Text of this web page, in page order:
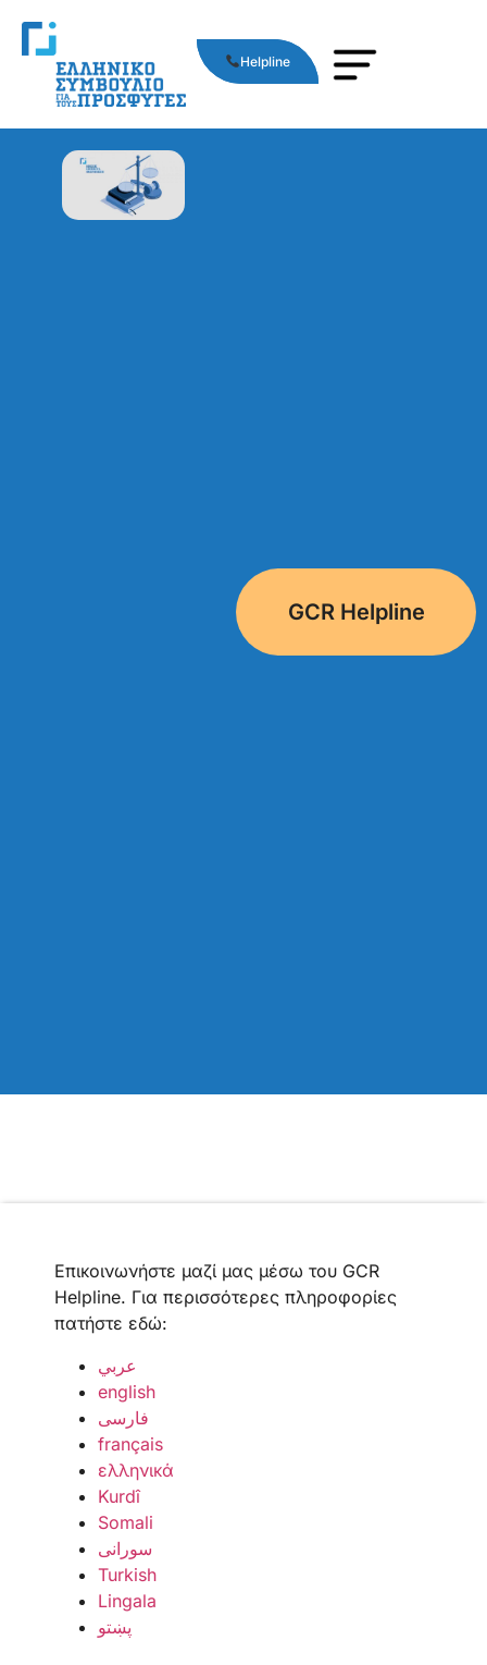
Helpline
GCR Helpline
Επικοινωνήστε μαζί μας μέσω του GCR
Helpline. Για περισσότερες πληροφορίες
πατήστε εδώ:
عربي
english
فارسی
français
ελληνικά
Kurdî
Somali
سورانی
Turkish
Lingala
پښتو